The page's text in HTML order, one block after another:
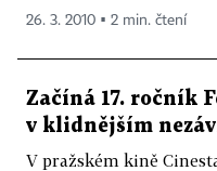
26. 3. 2010 ▪ 2 min. čtení
Začíná 17. ročník
v klidnějším
V pražském kině